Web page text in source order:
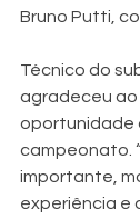
Bruno Putti,
Técnico do
agradeceu ao
oportunidade
campeonato.
importante,
experiência e